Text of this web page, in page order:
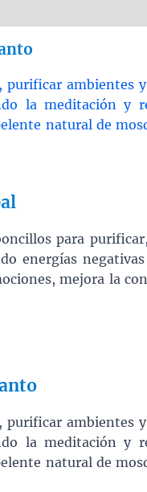
15g
B2B
purificar ambientes
la meditación y
natural de
para
energías
mejora la
purificar ambientes
la meditación y
natural de